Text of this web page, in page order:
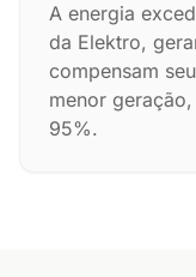
A energia
da Elektro,
compensam
menor
95%.